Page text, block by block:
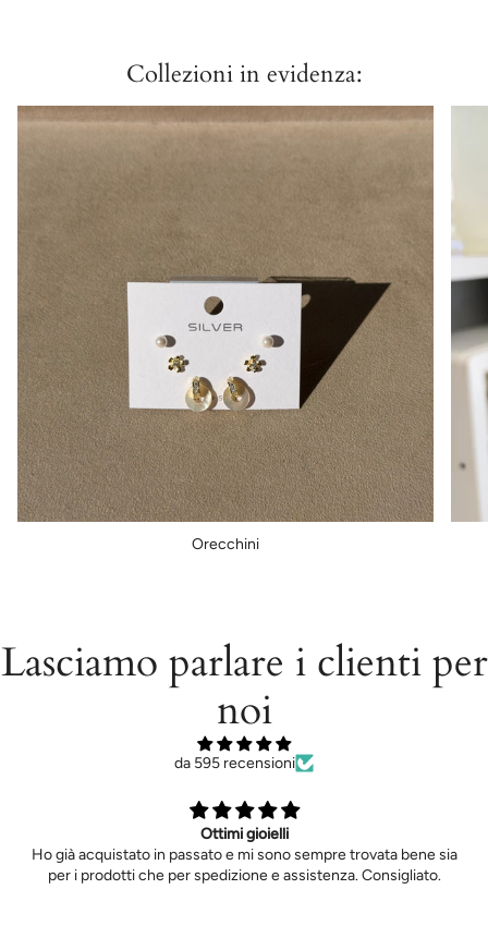
Collezioni in evidenza:
Orecchini
Lasciamo parlare i clienti per
noi
da 595 recensioni
Ottimi gioielli
Ho già acquistato in passato e mi sono sempre trovata bene sia
per i prodotti che per spedizione e assistenza. Consigliato.